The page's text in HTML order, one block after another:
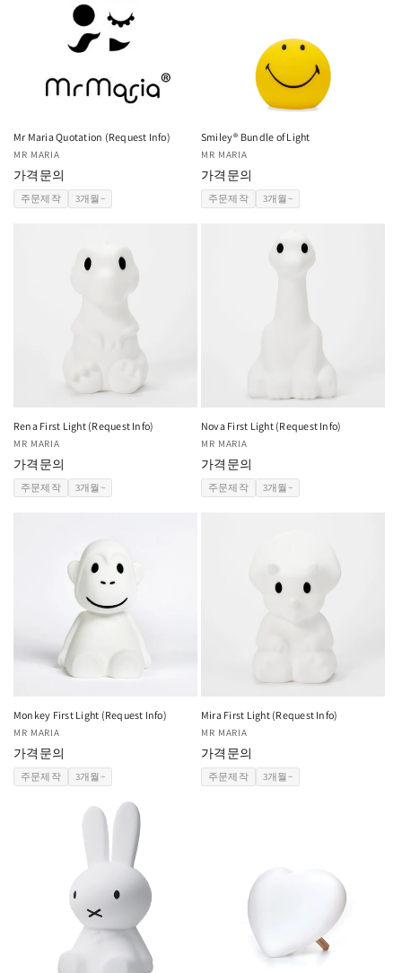
Mr Maria Quotation (Request Info)
공
급
업
체:
MR MARIA
가격문의
주문제작 3개월~
Smiley® Bundle of Light
공
급
업
체:
MR MARIA
가격문의
주문제작 3개월~
Rena First Light (Request Info)
공
급
업
체:
MR MARIA
가격문의
주문제작 3개월~
Nova First Light (Request Info)
공
급
업
체:
MR MARIA
가격문의
주문제작 3개월~
Monkey First Light (Request Info)
공
급
업
체:
MR MARIA
가격문의
주문제작 3개월~
Mira First Light (Request Info)
공
급
업
체:
MR MARIA
가격문의
주문제작 3개월~